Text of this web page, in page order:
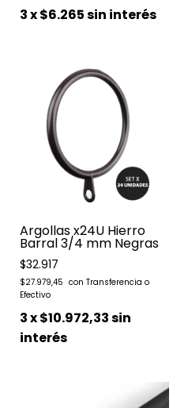
3x$6.265sin interés
Argollas x24U Hierro
Barral 3/4 mm Negras
$32.917
$27.979,45
3x$10.972,33sin
interés